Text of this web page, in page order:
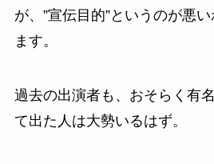
が、”宣伝目的”というのが悪
ます。
過去の出演者も、おそらく有
て出た人は大勢いるはず。